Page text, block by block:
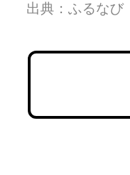
出典：ふるなび